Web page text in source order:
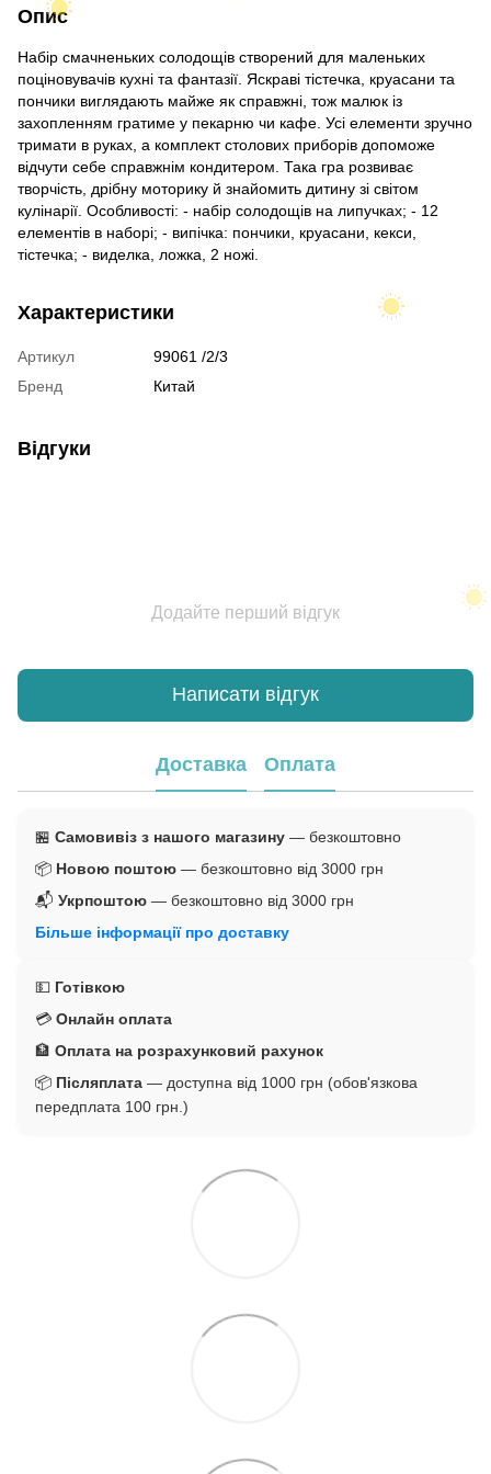
Опис
Набір смачненьких солодощів створений для маленьких
поціновувачів кухні та фантазії. Яскраві тістечка, круасани та
пончики виглядають майже як справжні, тож малюк із
захопленням гратиме у пекарню чи кафе. Усі елементи зручно
тримати в руках, а комплект столових приборів допоможе
відчути себе справжнім кондитером. Така гра розвиває
творчість, дрібну моторику й знайомить дитину зі світом
кулінарії. Особливості: - набір солодощів на липучках; - 12
елементів в наборі; - випічка: пончики, круасани, кекси,
тістечка; - виделка, ложка, 2 ножі.
Характеристики
Артикул
99061 /2/3
Бренд
Китай
Відгуки
Додайте перший відгук
Написати відгук
Доставка Оплата
🏪 Самовивіз з нашого магазину — безкоштовно
📦 Новою поштою — безкоштовно від 3000 грн
📬 Укрпоштою — безкоштовно від 3000 грн
Більше інформації про доставку
💵 Готівкою
💳 Онлайн оплата
🏦 Оплата на розрахунковий рахунок
📦 Післяплата — доступна від 1000 грн (обов'язкова
передплата 100 грн.)